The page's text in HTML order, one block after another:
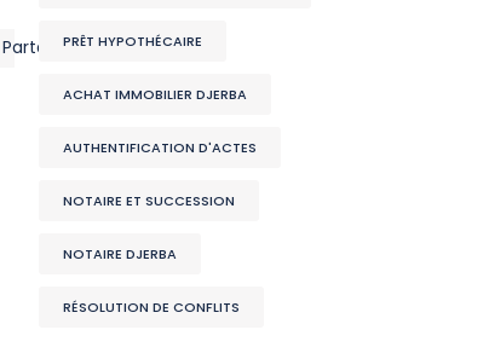
PartagerPRÊT HYPOTHÉCAIRE
ACHAT IMMOBILIER DJERBA
AUTHENTIFICATION D'ACTES
NOTAIRE ET SUCCESSION
NOTAIRE DJERBA
RÉSOLUTION DE CONFLITS